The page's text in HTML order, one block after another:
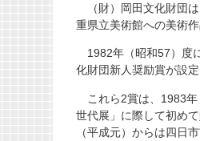
（財）岡田文化財団
重県立美術館への美術
1982年（昭和57）度
化財団新人奨励賞が設定
これら2賞は、1983年
世代展」に際して初め
（平成元）からは四日